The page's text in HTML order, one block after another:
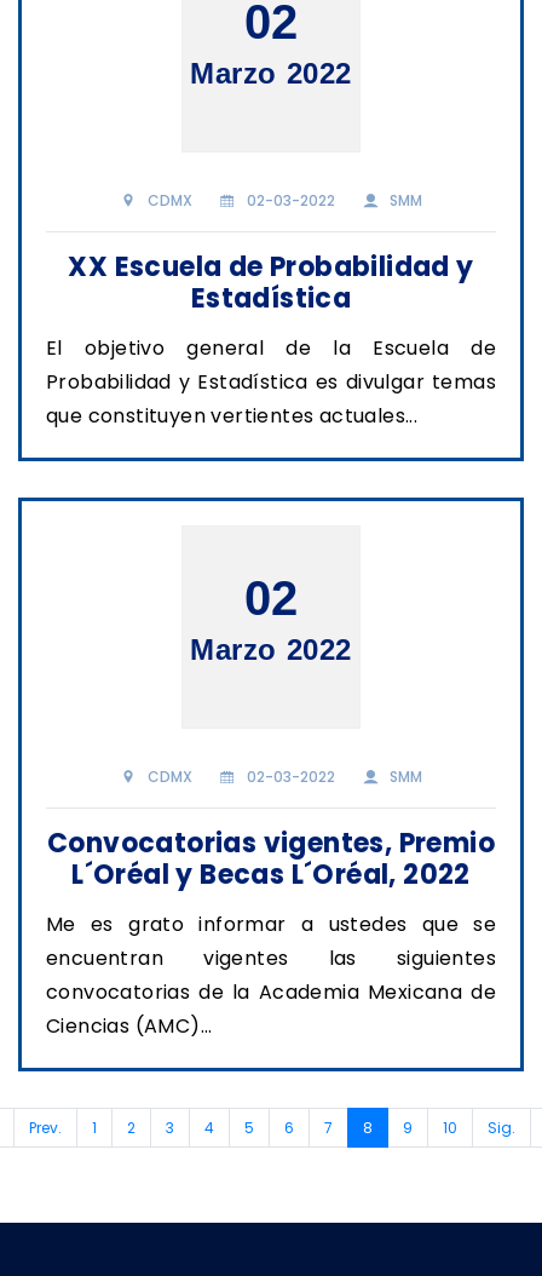
02
Marzo 2022
CDMX 02-03-2022 SMM
XX Escuela de Probabilidad y
Estadística
El objetivo general de la Escuela de
Probabilidad y Estadística es divulgar temas
que constituyen vertientes actuales...
02
Marzo 2022
CDMX 02-03-2022 SMM
Convocatorias vigentes, Premio
L´Oréal y Becas L´Oréal, 2022
Me es grato informar a ustedes que se
encuentran vigentes las siguientes
convocatorias de la Academia Mexicana de
Ciencias (AMC)...
Prev. 1 2 3 4 5 6 7 8 (current)
9 10 Sig.